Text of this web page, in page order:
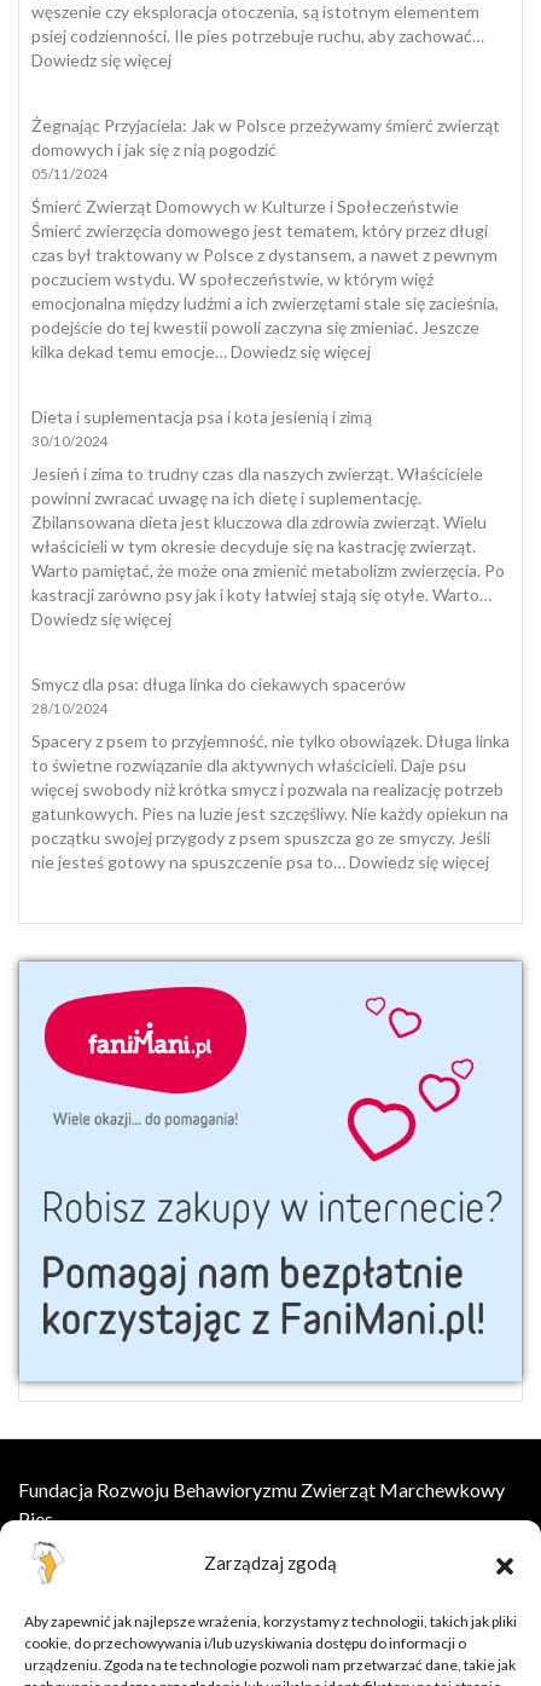
Zarządzaj zgodą
Aby zapewnić jak najlepsze wrażenia, korzystamy z technologii, takich jak pliki
cookie, do przechowywania i/lub uzyskiwania dostępu do informacji o
urządzeniu. Zgoda na te technologie pozwoli nam przetwarzać dane, takie jak
węszenie czy eksploracja otoczenia, są istotnym elementem
psiej codzienności. Ile pies potrzebuje ruchu, aby zachować…
Dowiedz się więcej:
Żegnając Przyjaciela: Jak w Polsce przeżywamy śmierć zwierząt
domowych i jak się z nią pogodzić
05/11/2024
Śmierć Zwierząt Domowych w Kulturze i Społeczeństwie
Śmierć zwierzęcia domowego jest tematem, który przez długi
czas był traktowany w Polsce z dystansem, a nawet z pewnym
poczuciem wstydu. W społeczeństwie, w którym więź
emocjonalna między ludźmi a ich zwierzętami stale się zacieśnia,
podejście do tej kwestii powoli zaczyna się zmieniać. Jeszcze
kilka dekad temu emocje…Dowiedz się więcej:
Jak
Polsce
przeżywamy
śmierć
zwierząt
domowych
i
nią
Dieta i suplementacja psa i kota jesienią i zimą
30/10/2024
Jesień i zima to trudny czas dla naszych zwierząt. Właściciele
powinni zwracać uwagę na ich dietę i suplementację.
Zbilansowana dieta jest kluczowa dla zdrowia zwierząt. Wielu
właścicieli w tym okresie decyduje się na kastrację zwierząt.
Warto pamiętać, że może ona zmienić metabolizm zwierzęcia. Po
kastracji zarówno psy jak i koty łatwiej stają się otyłe. Warto…
Dowiedz się więcej:
suplementacja
i
kota
jesienią
i
zimą
Smycz dla psa: długa linka do ciekawych spacerów
28/10/2024
Spacery z psem to przyjemność, nie tylko obowiązek. Długa linka
to świetne rozwiązanie dla aktywnych właścicieli. Daje psu
więcej swobody niż krótka smycz i pozwala na realizację potrzeb
gatunkowych. Pies na luzie jest szczęśliwy. Nie każdy opiekun na
początku swojej przygody z psem spuszcza go ze smyczy. Jeśli
nie jesteś gotowy na spuszczenie psa to…Dowiedz się więcej:
długa
Fundacja Rozwoju Behawioryzmu Zwierząt Marchewkowy
Pies
ul.Wesoła 8, 55-002 Łany
kontakt@marchewkowypies.org
Szkolenia online